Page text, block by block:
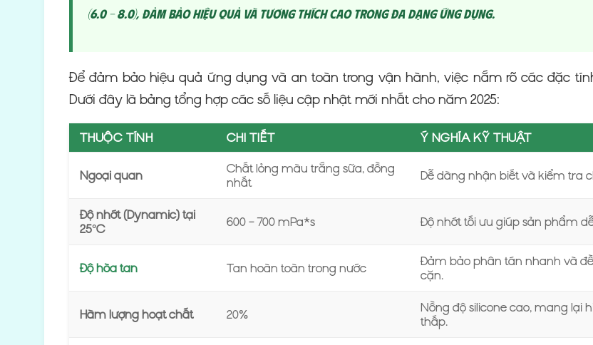
(6.0 – 8.0), đảm bảo hiệu quả và tương thích cao trong đa dạng ứng dụng.
Để đảm bảo hiệu quả ứng dụng và an toàn trong vận hành, việc nắm rõ các đặc
Dưới đây là bảng tổng hợp các số liệu cập nhật mới nhất cho năm 2025:
THUỘC TÍNH CHI TIẾT Ý NGHĨA KỸ THUẬT
Ngoại quan
Chất lỏng màu trắng sữa, đồng
nhất
Dễ dàng nhận biết và kiểm tra
Độ nhớt (Dynamic) tại
25°C
600 – 700 mPa*s Độ nhớt tối ưu giúp sản phẩm
Độ hòa tan Tan hoàn toàn trong nước
Đảm bảo phân tán nhanh và
cặn.
Hàm lượng hoạt chất 20%
Nồng độ silicone cao, mang lại
thấp.